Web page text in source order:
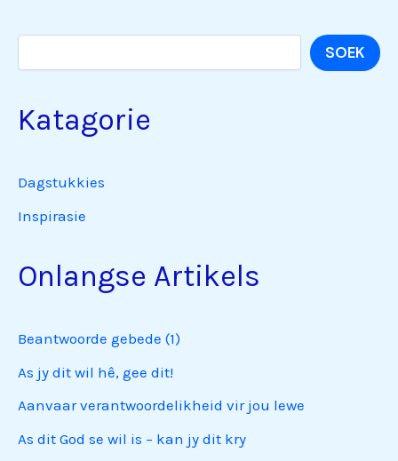
Soek
SOEK
Katagorie
Dagstukkies
Inspirasie
Onlangse Artikels
Beantwoorde gebede (1)
As jy dit wil hê, gee dit!
Aanvaar verantwoordelikheid vir jou lewe
As dit God se wil is – kan jy dit kry